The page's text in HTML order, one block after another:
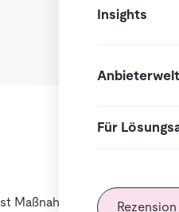
Insights
Anbieterwelt
Für
Maßnahmen, um eine